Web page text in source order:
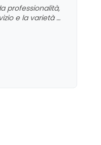
professionalità,
e la varietà di